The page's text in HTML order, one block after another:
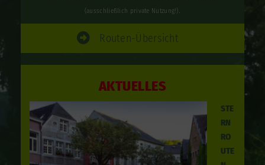
(ausschließlich private Nutzung!).
Routen-Übersicht
AKTUELLES
STE
RN
RO
UTE